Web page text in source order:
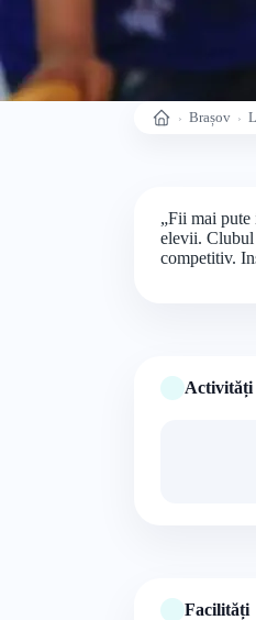
Acasă Brașov
„Fii mai pute
elevii. Clubul
competitiv.
Activități
Facilități